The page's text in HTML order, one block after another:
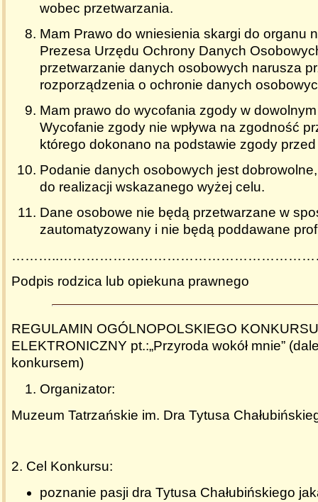
wobec przetwarzania.
Mam Prawo do wniesienia skargi do organu
Prezesa Urzędu Ochrony Danych
przetwarzanie danych osobowych narusza
rozporządzenia o ochronie danych
Mam prawo do wycofania zgody w
Wycofanie zgody nie wpływa na zgodność
którego dokonano na podstawie zgody
Podanie danych osobowych jest
do realizacji wskazanego wyżej celu.
Dane osobowe nie będą przetwarzane w
zautomatyzowany i nie będą poddawane
Podpis rodzica lub opiekuna prawnego
REGULAMIN OGÓLNOPOLSKIEGO
ELEKTRONICZNY pt.:„Przyroda wokół mnie”
konkursem)
Organizator:
Muzeum Tatrzańskie im. Dra Tytusa
2. Cel Konkursu:
poznanie pasji dra Tytusa Chałubińskiego